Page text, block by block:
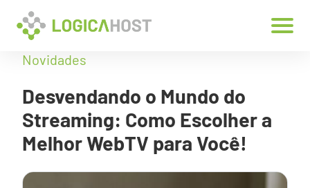
Novidades
Desvendando o Mundo do
Streaming: Como Escolher a
Melhor WebTV para Você!